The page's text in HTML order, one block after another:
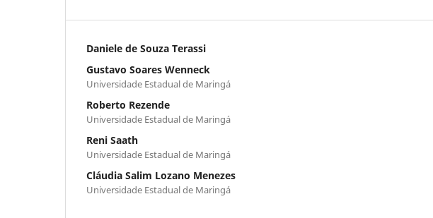
Daniele de Souza Terassi
Gustavo Soares Wenneck
Universidade Estadual de Maringá
Roberto Rezende
Universidade Estadual de Maringá
Reni Saath
Universidade Estadual de Maringá
Cláudia Salim Lozano Menezes
Universidade Estadual de Maringá